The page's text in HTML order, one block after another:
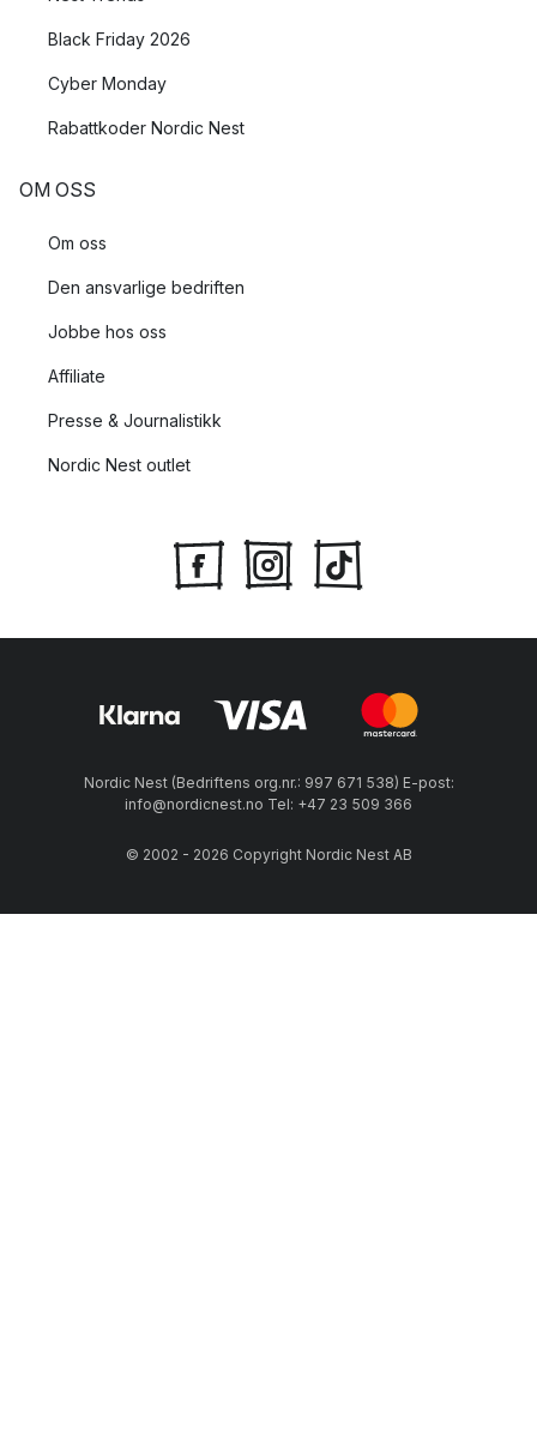
Black Friday 2026
Cyber Monday
Rabattkoder Nordic Nest
OM OSS
Om oss
Den ansvarlige bedriften
Jobbe hos oss
Affiliate
Presse & Journalistikk
Nordic Nest outlet
Nordic Nest (Bedriftens org.nr.: 997 671 538) E-post:
info@nordicnest.no Tel: +47 23 509 366
© 2002 - 2026 Copyright Nordic Nest AB